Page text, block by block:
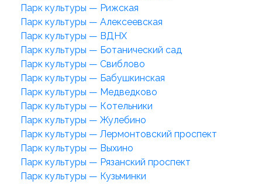
Парк культуры — Рижская
Парк культуры — Алексеевская
Парк культуры — ВДНХ
Парк культуры — Ботанический сад
Парк культуры — Свиблово
Парк культуры — Бабушкинская
Парк культуры — Медведково
Парк культуры — Котельники
Парк культуры — Жулебино
Парк культуры — Лермонтовский проспект
Парк культуры — Выхино
Парк культуры — Рязанский проспект
Парк культуры — Кузьминки